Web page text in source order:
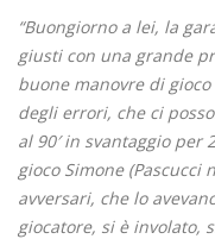
“Buongiorno a lei, la
giusti con una grande
buone manovre di
degli errori, che ci
al 90′ in svantaggio
gioco Simone
avversari, che lo
giocatore, si è involato,